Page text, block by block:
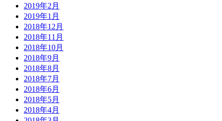
2019年2月
2019年1月
2018年12月
2018年11月
2018年10月
2018年9月
2018年8月
2018年7月
2018年6月
2018年5月
2018年4月